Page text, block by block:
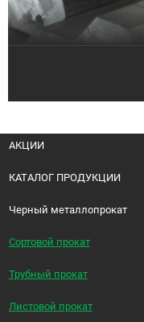
АКЦИИ
КАТАЛОГ ПРОДУКЦИИ
Черный металлопрокат
Сортовой прокат
Трубный прокат
Листовой прокат